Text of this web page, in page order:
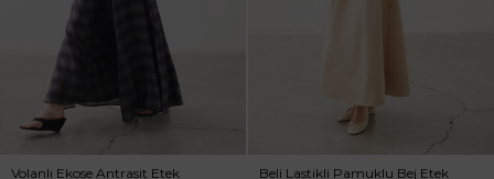
Volanlı Ekose Antrasit Etek Beli Lastikli Pamuklu Bej Etek